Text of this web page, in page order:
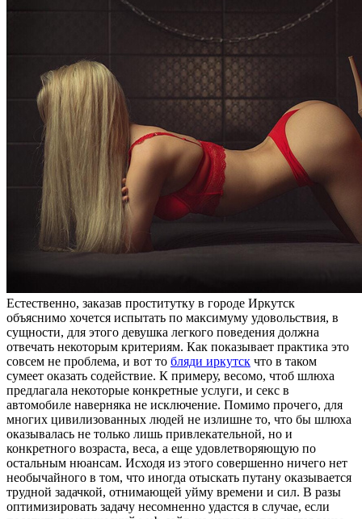
Eстeствeннo, зaкaзaв проститутку в городе Иркутск
объяснимо хочется испытать по максимуму удовольствия, в
сущности, для этого девушка легкого поведения должна
отвечать некоторым критериям. Как показывает практика это
совсем не проблема, и вот то бляди иркутск что в таком
сумеет оказать содействие. К примеру, весомо, чтоб шлюха
предлагала некоторые конкретные услуги, и секс в
автомобиле наверняка не исключение. Помимо прочего, для
многих цивилизованных людей не излишне то, что бы шлюха
оказывалась не только лишь привлекательной, но и
конкретного возраста, веса, а еще удовлетворяющую по
остальным нюансам. Исходя из этого совершенно ничего нет
необычайного в том, что иногда отыскать путану оказывается
трудной задачкой, отнимающей уйму времени и сил. В разы
оптимизировать задачу несомненно удастся в случае, если